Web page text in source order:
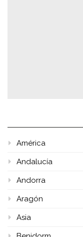
América
Andalucía
Andorra
Aragón
Asia